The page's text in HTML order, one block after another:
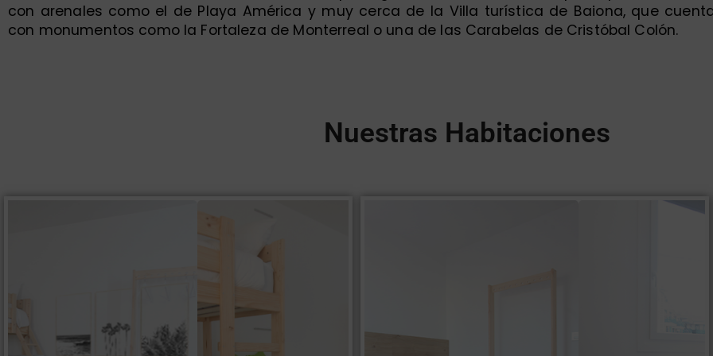
con arenales como el de Playa América y muy cerca de la Villa turística de Baiona, que
con monumentos como la Fortaleza de Monterreal o una de las Carabelas de Cristóbal Colón.
Nuestras Habitaciones